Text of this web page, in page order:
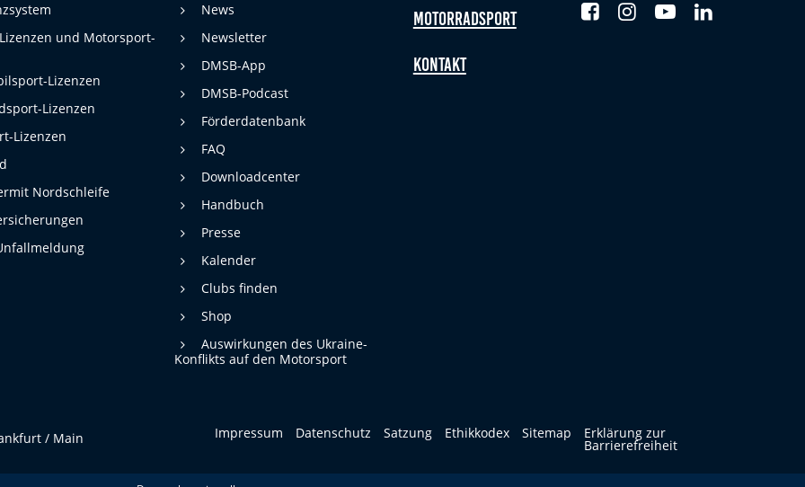
und Motorsport-
Lizenzen
Lizenzen
Lizenzen
Nordschleife
News
Newsletter
DMSB-App
DMSB-Podcast
Förderdatenbank
FAQ
Downloadcenter
Handbuch
Presse
Kalender
Clubs finden
Shop
Auswirkungen des Ukraine-
Konflikts auf den Motorsport
Motorradsport
Kontakt
/ Main Impressum Datenschutz Satzung Ethikkodex Sitemap Erklärung zur
Barrierefreiheit